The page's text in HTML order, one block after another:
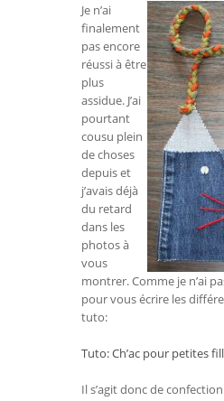
Je n’ai
finalement
pas encore
réussi à être
plus
assidue. J’ai
pourtant
cousu plein
de choses
depuis et
j’avais déjà
du retard
dans les
photos à
vous
montrer. Comme je n’ai
pour vous écrire les
tuto:
Tuto: Ch’ac pour petites
Il s’agit donc de